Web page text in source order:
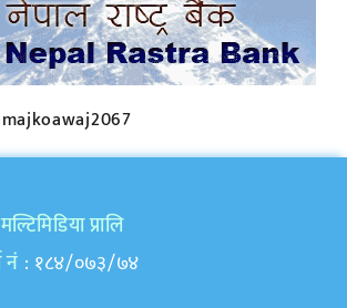
प्रालि
नं : १८४/०७३/७४